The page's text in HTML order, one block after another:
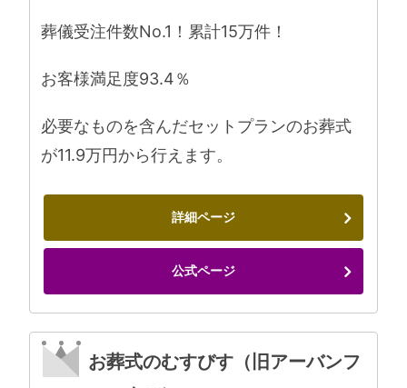
葬儀受注件数No.1！累計15万件！
お客様満足度93.4％
必要なものを含んだセットプランのお葬式
が11.9万円から行えます。
詳細ページ
公式ページ
お葬式のむすびす（旧アーバンフ